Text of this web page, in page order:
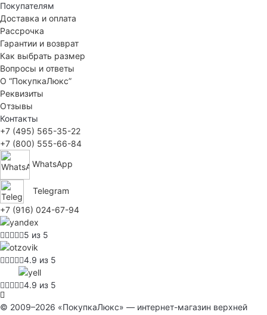
Покупателям
Доставка и оплата
Рассрочка
Гарантии и возврат
Как выбрать размер
Вопросы и ответы
О “ПокупкаЛюкс”
Реквизиты
Отзывы
Контакты
+7 (495) 565-35-22
+7 (800) 555-66-84
WhatsApp
Telegram
+7 (916) 024-67-94
5 из 5
4.9 из 5
4.9 из 5
© 2009–2026 «ПокупкаЛюкс» — интернет-магазин верхней